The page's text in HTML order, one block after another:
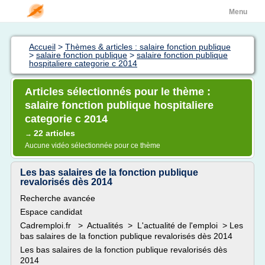
Menu
Accueil > Thèmes & articles : salaire fonction publique
> salaire fonction publique > salaire fonction publique
hospitaliere categorie c 2014
Articles sélectionnés pour le thème :
salaire fonction publique hospitaliere
categorie c 2014
→ 22 articles
Aucune vidéo sélectionnée pour ce thème
Les bas salaires de la fonction publique
revalorisés dès 2014
Recherche avancée
Espace candidat
Cadremploi.fr > Actualités > L'actualité de l'emploi > Les
bas salaires de la fonction publique revalorisés dès 2014
Les bas salaires de la fonction publique revalorisés dès
2014